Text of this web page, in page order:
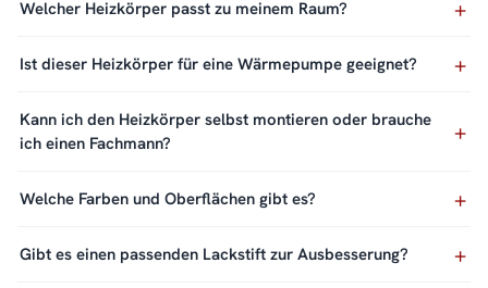
Welcher Heizkörper passt zu meinem Raum?
Ist dieser Heizkörper für eine Wärmepumpe geeignet?
Kann ich den Heizkörper selbst montieren oder brauche
ich einen Fachmann?
Welche Farben und Oberflächen gibt es?
Gibt es einen passenden Lackstift zur Ausbesserung?